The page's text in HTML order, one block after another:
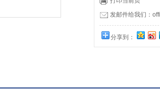
发邮件给我们：
分享到：